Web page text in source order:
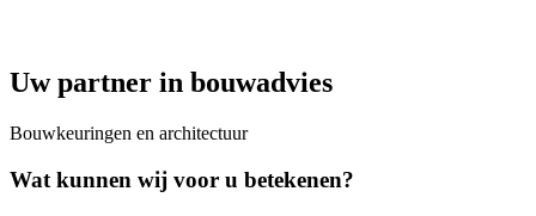
Uw partner in bouwadvies
Bouwkeuringen en architectuur
Wat kunnen wij voor u betekenen?